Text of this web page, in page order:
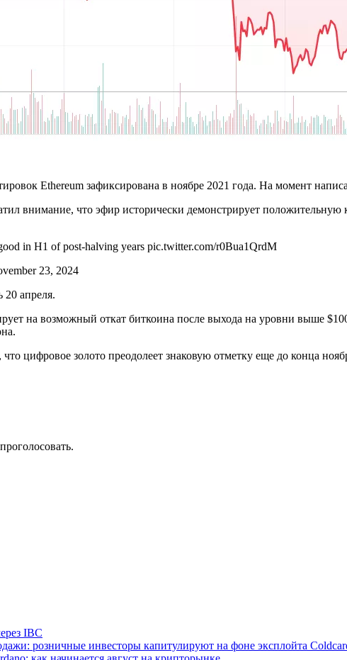
Ethereum зафиксирована в ноябре 2021 года. На момент
внимание, что эфир исторически демонстрирует
in H1 of post-halving years pic.twitter.com/r0Bua1QrdM
23, 2024
20 апреля.
на возможный откат биткоина после выхода на уровни выше
цифровое золото преодолеет знаковую отметку еще до конца
IBC
розничные инвесторы капитулируют на фоне эксплойта